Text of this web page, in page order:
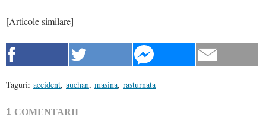
[Articole similare]
Taguri: accident, auchan, masina, rasturnata
1 COMENTARII